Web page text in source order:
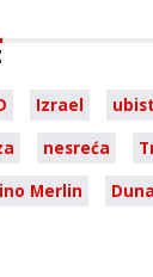
Izrael
nesreća
Merlin